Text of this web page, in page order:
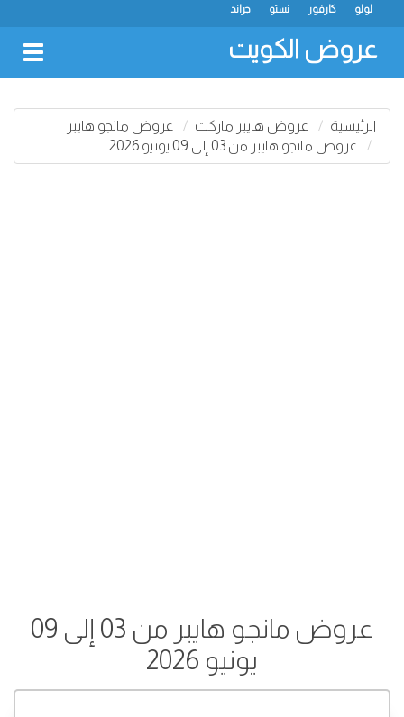
جراند نستو كارفور لولو
عروض الكويت
الرئيسية عروض هايبر ماركت
عروض مانجو هايبر
عروض مانجو هايبر من 03 إلى 09 يونيو 2026
عروض مانجو هايبر من 03 إلى 09
يونيو 2026